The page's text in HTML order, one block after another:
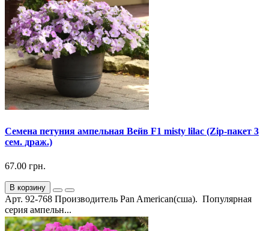
Семена петуния ампельная Вейв F1 misty lilac (Zip-пакет 3
сем. драж.)
67.00 грн.
В корзину
Арт. 92-768 Производитель Pan American(сша). Популярная
серия ампельн...